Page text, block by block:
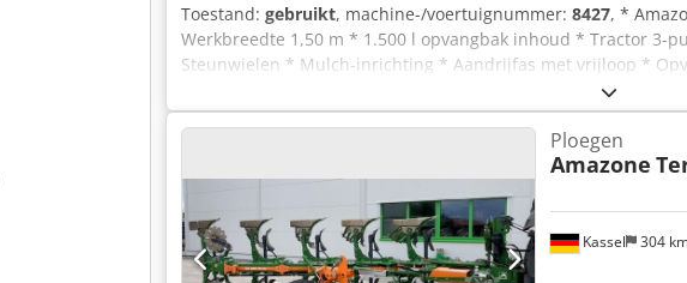
Toestand: gebruikt, machine-/voertuignummer: 8427, *
Werkbreedte 1,50 m * 1.500 l opvangbak inhoud * Tractor 3-
Steunwielen * Mulch-inrichting * Aandrijfas met vrijloop *
Rotatiesnelheid 2.650 tpm * Vulstandindicator -----Interne
beschikbaar! Bij vragen over het voertuig of voor meer
bereiken Dcodpjrhy H Rsfx Amysk Whatsapp Whatsapp ----
Kassel 304
Ploegen
Amazone